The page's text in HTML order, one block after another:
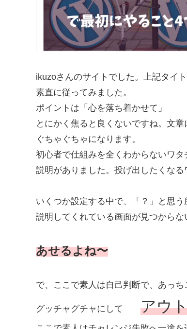
ikuzoさんのサイトでした。上記タイ
素直に従ってみました。
ポイントは「心を落ち着かせて」
とにかく焦ると良くないですね。文
ぐちゃぐちゃになります。
初心者で仕組みを全くわからないワ
説明がありました。投げ出したくなる
いくつか設定する中で、「？」と思う
説明してくれている画面が見つからな
あせるよね〜
で、ここで素人は自己判断で、あっ
グッチャグチャにして アウ